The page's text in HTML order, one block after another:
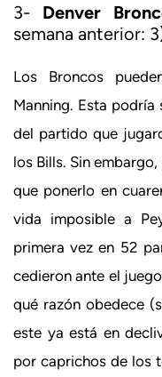
3- Denver
semana anterior:
Los Broncos
Manning. Esta
del partido que
los Bills. Sin
que ponerlo en
vida imposible a
primera vez en 52
cedieron ante el
qué razón obedece
este ya está en
por caprichos de los